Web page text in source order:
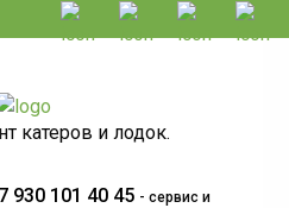
катеров и лодок.
930 101 40 45 - сервис и